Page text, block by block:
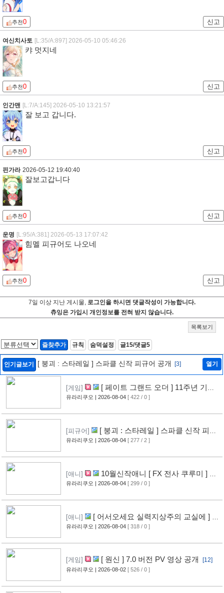
추천0 신고
여신치사토 [L:35/A:897] 2026-05-10 05:46:26
캬 멋지네
추천0 신고
인간맨 [L:7/A:145] 2026-05-10 13:21:57
잘 보고 갑니다.
추천0 신고
핀가라 2026-05-12 19:40:40
잘보고갑니다
추천0 신고
운명 [L:95/A:381] 2026-05-13 17:07:42
힘멜 피규어도 나오네
추천0 신고
7일 이상 지난 게시물, 로그인을 하시면 댓글작성이 가능합니다.
츄잉은 가입시 개인정보를 전혀 받지 않습니다.
목록보기
즐찾추가 규칙 숨덕설정 글15/댓글5
인기글보기 [ 붕괴 : 스타레일 ] 스파클 신작 피규어 공개 [3] 열기
[게임]
[ 페이트 그랜드 오더 ] 11주년 기념
영상 공개
[6]
유라리쿠오 | 2026-08-04 [ 422 / 0 ]
[피규어]
[ 붕괴 : 스타레일 ] 스파클 신작 피규
어 공개
[3]
유라리쿠오 | 2026-08-04 [ 277 / 2 ]
[애니]
10월신작애니 [ FX 전사 쿠루미 ] PV
영상 공개
[5]
유라리쿠오 | 2026-08-04 [ 299 / 0 ]
[애니]
[ 어서오세요 실력지상주의 교실에 ] 블
루레이 VOL.2 표지 공개 [6]
유라리쿠오 | 2026-08-04 [ 318 / 0 ]
[게임] [ 원신 ] 7.0 버전 PV 영상 공개 [12]
유라리쿠오 | 2026-08-02 [ 526 / 0 ]